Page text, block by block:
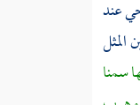
عند
سمنا